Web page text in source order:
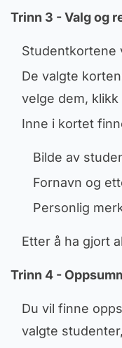
Trinn 3 - Valg og
Studentkortene
De valgte
velge dem,
Inne i kortet
Bilde av
Fornavn og
Personlig
Etter å ha gjort
Trinn 4 -
Du vil finne
valgte